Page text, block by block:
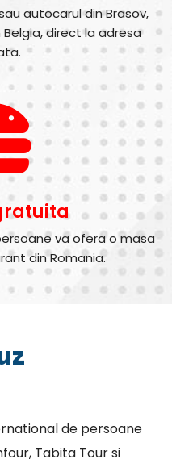
autocarul din Brasov,
direct la adresa
va ofera o masa
din Romania.
de persoane
Tabita Tour si